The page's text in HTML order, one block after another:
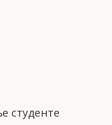
студенте